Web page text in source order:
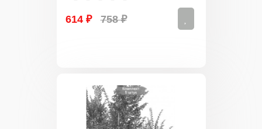
614 ₽ 758 ₽